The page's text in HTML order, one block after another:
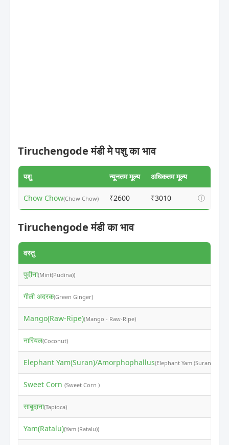
Tiruchengode मंडी मे पशु का भाव
पशु न्यूनतम मूल्य अधिकतम मूल्य
Chow Chow(Chow Chow) ₹2600 ₹3010 ⓘ
Tiruchengode मंडी का भाव
वस्तु
पुदीना(Mint(Pudina))
गीली अदरक(Green Ginger)
Mango(Raw-Ripe)(Mango - Raw-Ripe)
नारियल(Coconut)
Elephant Yam(Suran)/Amorphophallus(Elephant Yam (Suran))
Sweet Corn (Sweet Corn )
साबूदाना(Tapioca)
Yam(Ratalu)(Yam (Ratalu))